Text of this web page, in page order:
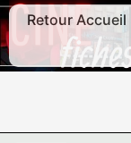
Retour Accueil